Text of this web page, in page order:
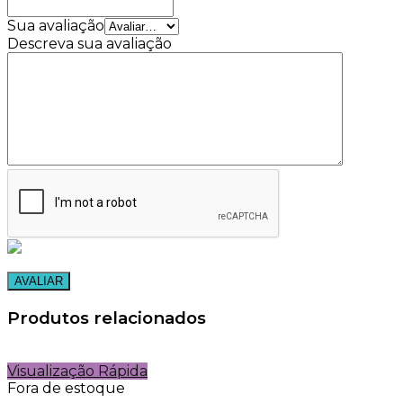
Sua avaliação
Descreva sua avaliação
Produtos relacionados
Visualização Rápida
Fora de estoque